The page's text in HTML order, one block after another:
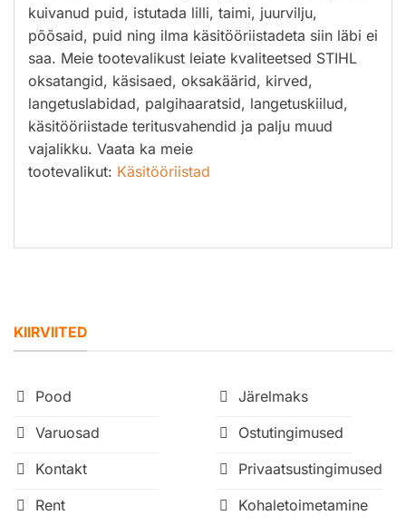
kuivanud puid, istutada lilli, taimi, juurvilju,
põõsaid, puid ning ilma käsitööriistadeta siin läbi ei
saa. Meie tootevalikust leiate kvaliteetsed STIHL
oksatangid, käsisaed, oksakäärid, kirved,
langetuslabidad, palgihaaratsid, langetuskiilud,
käsitööriistade teritusvahendid ja palju muud
vajalikku. Vaata ka meie
tootevalikut: Käsitööriistad
KIIRVIITED
Pood
Varuosad
Kontakt
Rent
Järelmaks
Ostutingimused
Privaatsustingimused
Kohaletoimetamine